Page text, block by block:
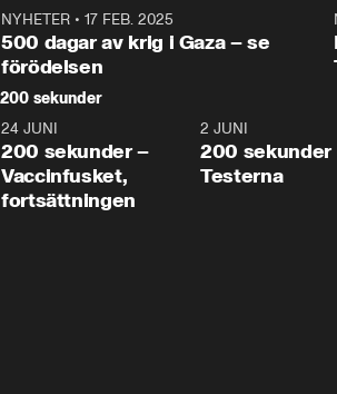
NYHETER • 17 FEB. 2025
500 dagar av krig i Gaza – se
förödelsen
200 sekunder
5:00
24 JUNI
200 sekunder –
Vaccinfusket,
fortsättningen
2 JUNI
200 sekunder
Testerna